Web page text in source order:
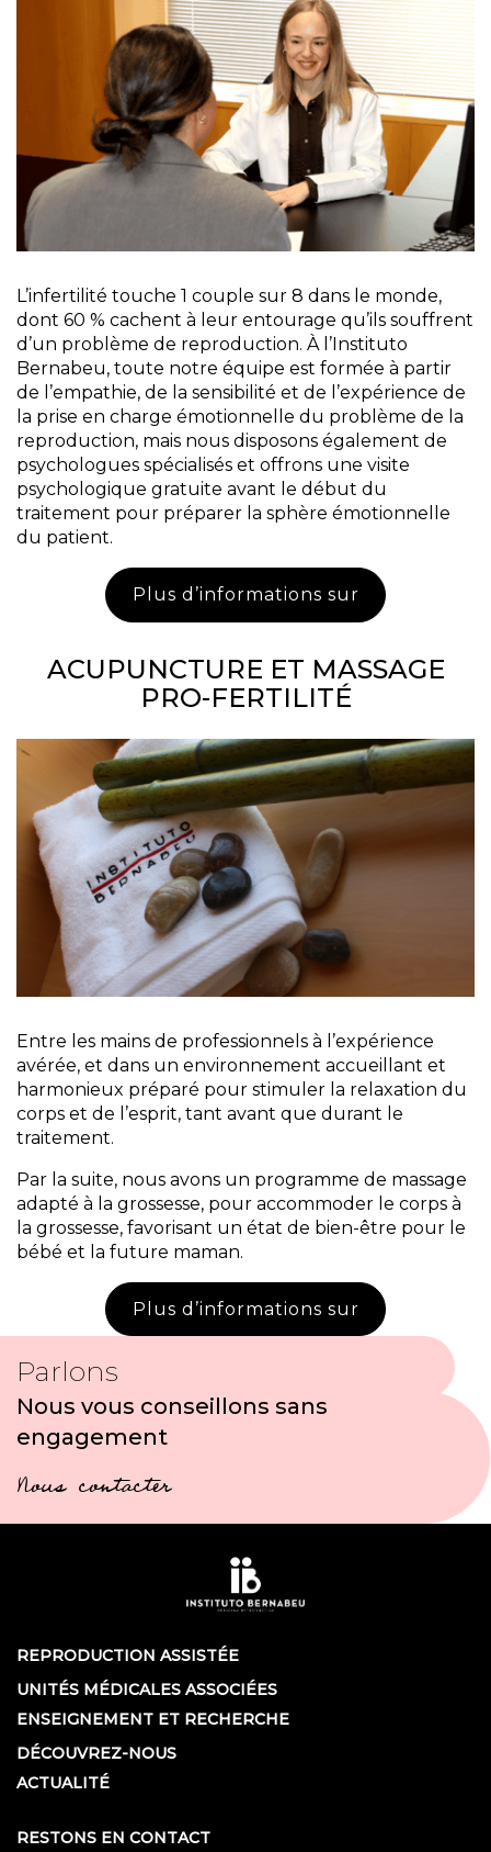
L’infertilité touche 1 couple sur 8 dans le monde,
dont 60 % cachent à leur entourage qu’ils souffrent
d’un problème de reproduction. À l’Instituto
Bernabeu, toute notre équipe est formée à partir
de l’empathie, de la sensibilité et de l’expérience de
la prise en charge émotionnelle du problème de la
reproduction, mais nous disposons également de
psychologues spécialisés et offrons une visite
psychologique gratuite avant le début du
traitement pour préparer la sphère émotionnelle
du patient.
Plus d’informations sur
ACUPUNCTURE ET MASSAGE
PRO-FERTILITÉ
Entre les mains de professionnels à l’expérience
avérée, et dans un environnement accueillant et
harmonieux préparé pour stimuler la relaxation du
corps et de l’esprit, tant avant que durant le
traitement.
Par la suite, nous avons un programme de massage
adapté à la grossesse, pour accommoder le corps à
la grossesse, favorisant un état de bien-être pour le
bébé et la future maman.
Plus d’informations sur
Parlons
Nous vous conseillons sans
engagement
Nous contacter
REPRODUCTION ASSISTÉE
UNITÉS MÉDICALES ASSOCIÉES
ENSEIGNEMENT ET RECHERCHE
DÉCOUVREZ-NOUS
ACTUALITÉ
RESTONS EN CONTACT